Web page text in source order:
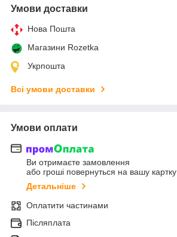
Умови доставки
Нова Пошта
Магазини Rozetka
Укрпошта
Всі умови доставки
Умови оплати
Ви отримаєте замовлення
або гроші повернуться на вашу картку
Детальніше
Оплатити частинами
Післяплата